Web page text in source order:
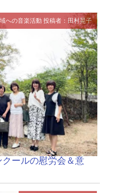
への音楽活動 投稿者：田村晃子
ールの慰労会＆意